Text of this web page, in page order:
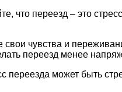
что переезд – это
свои чувства и
переезд менее
переезда может быть